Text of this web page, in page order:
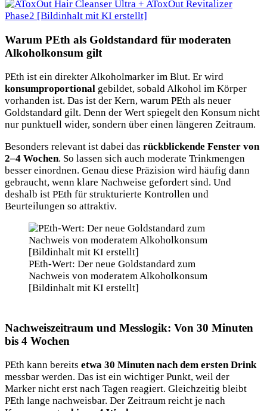
Warum PEth als Goldstandard für moderaten
Alkoholkonsum gilt
PEth ist ein direkter Alkoholmarker im Blut. Er wird
konsumproportional gebildet, sobald Alkohol im Körper
vorhanden ist. Das ist der Kern, warum PEth als neuer
Goldstandard gilt. Denn der Wert spiegelt den Konsum nicht
nur punktuell wider, sondern über einen längeren Zeitraum.
Besonders relevant ist dabei das rückblickende Fenster von
2–4 Wochen. So lassen sich auch moderate Trinkmengen
besser einordnen. Genau diese Präzision wird häufig dann
gebraucht, wenn klare Nachweise gefordert sind. Und
deshalb ist PEth für strukturierte Kontrollen und
Beurteilungen so attraktiv.
PEth-Wert: Der neue Goldstandard zum
Nachweis von moderatem Alkoholkonsum
[Bildinhalt mit KI erstellt]
Nachweiszeitraum und Messlogik: Von 30 Minuten
bis 4 Wochen
PEth kann bereits etwa 30 Minuten nach dem ersten Drink
messbar werden. Das ist ein wichtiger Punkt, weil der
Marker nicht erst nach Tagen reagiert. Gleichzeitig bleibt
PEth lange nachweisbar. Der Zeitraum reicht je nach